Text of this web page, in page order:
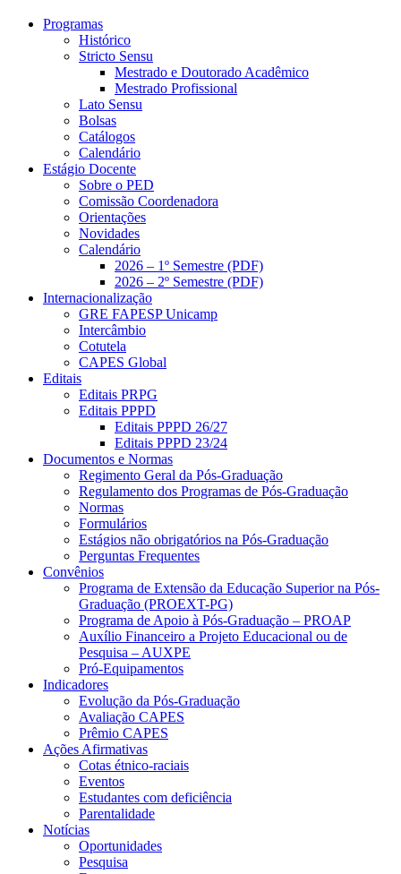
Programas
Histórico
Stricto Sensu
Mestrado e Doutorado Acadêmico
Mestrado Profissional
Lato Sensu
Bolsas
Catálogos
Calendário
Estágio Docente
Sobre o PED
Comissão Coordenadora
Orientações
Novidades
Calendário
2026 – 1º Semestre (PDF)
2026 – 2º Semestre (PDF)
Internacionalização
GRE FAPESP Unicamp
Intercâmbio
Cotutela
CAPES Global
Editais
Editais PRPG
Editais PPPD
Editais PPPD 26/27
Editais PPPD 23/24
Documentos e Normas
Regimento Geral da Pós-Graduação
Regulamento dos Programas de Pós-Graduação
Normas
Formulários
Estágios não obrigatórios na Pós-Graduação
Perguntas Frequentes
Convênios
Programa de Extensão da Educação Superior na Pós-
Graduação (PROEXT-PG)
Programa de Apoio à Pós-Graduação – PROAP
Auxílio Financeiro a Projeto Educacional ou de
Pesquisa – AUXPE
Pró-Equipamentos
Indicadores
Evolução da Pós-Graduação
Avaliação CAPES
Prêmio CAPES
Ações Afirmativas
Cotas étnico-raciais
Eventos
Estudantes com deficiência
Parentalidade
Notícias
Oportunidades
Pesquisa